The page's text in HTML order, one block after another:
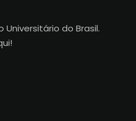
Universitário do Brasil.